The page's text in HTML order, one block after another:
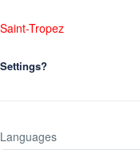
Saint-Tropez
Settings?
Languages